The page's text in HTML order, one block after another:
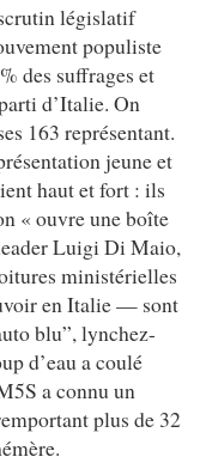
législatif
populiste
des suffrages et
d’Italie. On
163 représentant.
jeune et
haut et fort : ils
« ouvre une boîte
Luigi Di Maio,
ministérielles
en Italie — sont
blu”, lynchez-
d’eau a coulé
a connu un
plus de 32